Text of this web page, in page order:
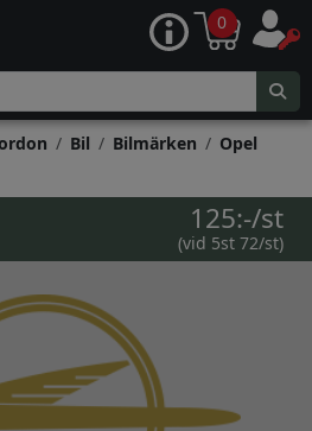
0
Bil Bilmärken
Opel
125:-/st
(vid 5st 72/st)